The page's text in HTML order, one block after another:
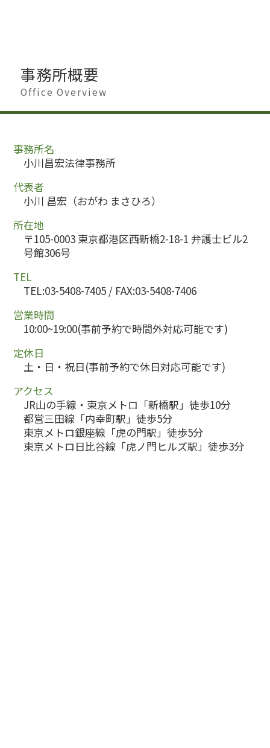
事務所概要
Office Overview
事務所名
小川昌宏法律事務所
代表者
小川 昌宏（おがわ まさひろ）
所在地
〒105-0003 東京都港区西新橋2-18-1 弁護士ビル2
号館306号
TEL
TEL:03-5408-7405 / FAX:03-5408-7406
営業時間
10:00~19:00(事前予約で時間外対応可能です)
定休日
土・日・祝日(事前予約で休日対応可能です)
アクセス
JR山の手線・東京メトロ「新橋駅」徒歩10分
都営三田線「内幸町駅」徒歩5分
東京メトロ銀座線「虎の門駅」徒歩5分
東京メトロ日比谷線「虎ノ門ヒルズ駅」徒歩3分